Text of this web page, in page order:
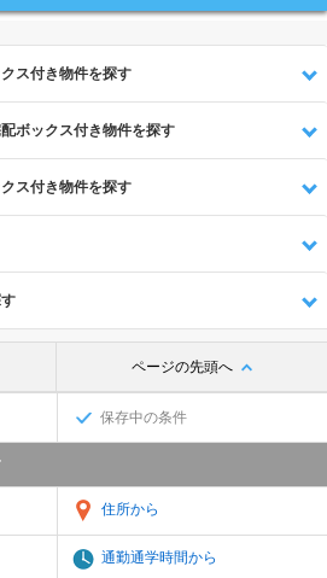
ス付き物件を探す
ボックス付き物件を探す
ス付き物件を探す
ページの先頭へ
保存中の条件
住所から
通勤通学時間から